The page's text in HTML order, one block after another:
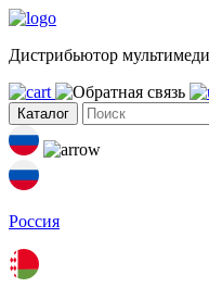
Дистрибьютор
Каталог
Россия